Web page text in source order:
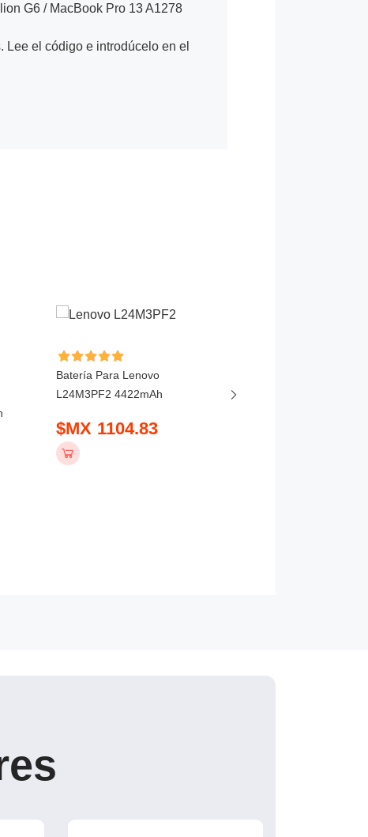
G6 / MacBook Pro 13 A1278
el código e introdúcelo en el
Batería Para Lenovo
L24M3PF2 4422mAh
$MX 1104.83